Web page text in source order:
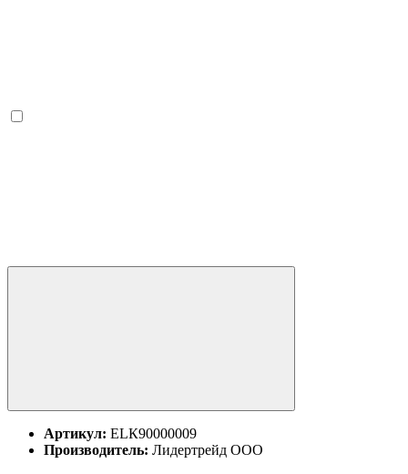
Артикул: ЕLК90000009
Производитель: Лидертрейд ООО